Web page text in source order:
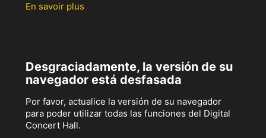
En savoir plus
Desgraciadamente, la versión de su
navegador está desfasada
Por favor, actualice la versión de su navegador
para poder utilizar todas las funciones del Digital
Concert Hall.